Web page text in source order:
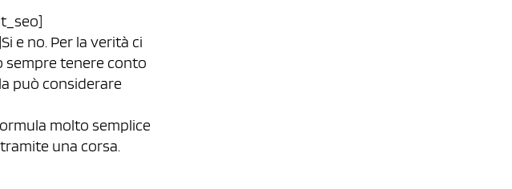
e no. Per la verità ci
sempre tenere conto
può considerare
molto semplice
una corsa.